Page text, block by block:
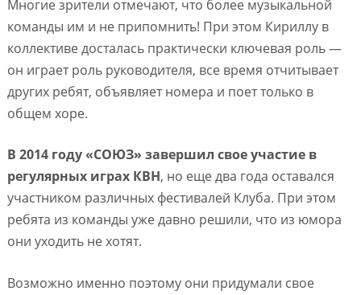
Многие зрители отмечают, что более музыкальной
команды им и не припомнить! При этом Кириллу в
коллективе досталась практически ключевая роль —
он играет роль руководителя, все время отчитывает
других ребят, объявляет номера и поет только в
общем хоре.
В 2014 году «СОЮЗ» завершил свое участие в
регулярных играх КВН, но еще два года оставался
участником различных фестивалей Клуба. При этом
ребята из команды уже давно решили, что из юмора
они уходить не хотят.
Возможно именно поэтому они придумали свое